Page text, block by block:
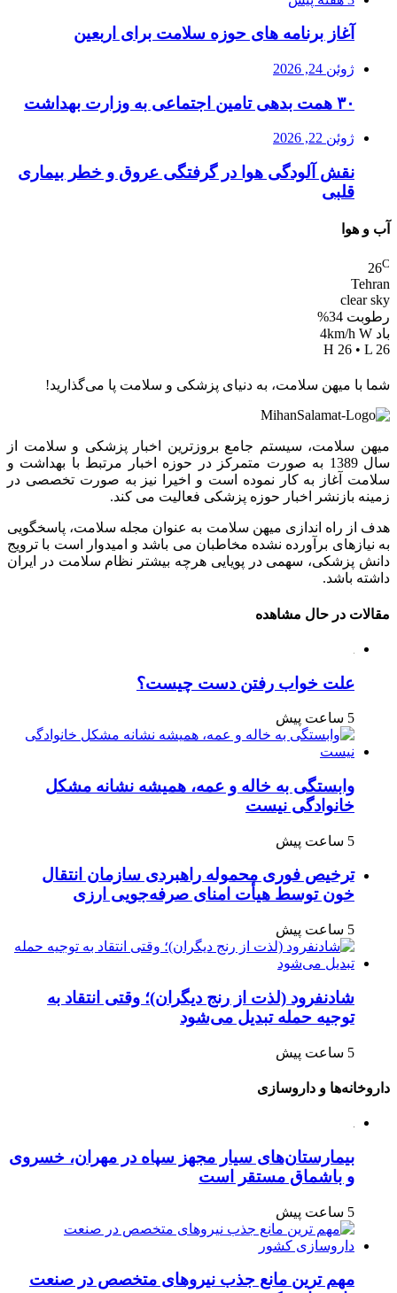
آغاز برنامه های حوزه سلامت برای اربعین
ژوئن 24, 2026
۳۰ همت بدهی تامین اجتماعی به وزارت بهداشت
ژوئن 22, 2026
نقش آلودگی هوا در گرفتگی عروق و خطر بیماری
قلبی
آب و هوا
26C
Tehran
clear sky
رطوبت 34%
باد 4km/h W
H 26 • L 26
شما با میهن سلامت، به دنیای پزشکی و سلامت پا می‌گذارید!
میهن سلامت، سیستم جامع بروزترین اخبار پزشکی و سلامت از
سال 1389 به صورت متمرکز در حوزه اخبار مرتبط با بهداشت و
سلامت آغاز به کار نموده است و اخیرا نیز به صورت تخصصی در
زمینه بازنشر اخبار حوزه پزشکی فعالیت می کند.
هدف از راه اندازی میهن سلامت به عنوان مجله سلامت، پاسخگویی
به نیازهای برآورده نشده مخاطبان می باشد و امیدوار است با ترویج
دانش پزشکی، سهمی در پویایی هرچه بیشتر نظام سلامت در ایران
داشته باشد.
مقالات در حال مشاهده
علت خواب رفتن دست چیست؟
5 ساعت پیش
وابستگی به خاله و عمه، همیشه نشانه مشکل
خانوادگی نیست
5 ساعت پیش
ترخیص فوری محموله راهبردی سازمان انتقال
خون توسط هیأت امنای صرفه‌جویی ارزی
5 ساعت پیش
شادنفرود (لذت از رنج دیگران)؛ وقتی انتقاد به
توجیه حمله تبدیل می‌شود
5 ساعت پیش
داروخانه‌ها و داروسازی
بیمارستان‌های سیار مجهز سپاه در مهران، خسروی
و باشماق مستقر است
5 ساعت پیش
مهم ترین مانع جذب نیروهای متخصص در صنعت